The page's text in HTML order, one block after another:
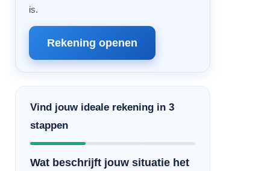
is.
Rekening openen
Vind jouw ideale rekening in 3
stappen
Wat beschrijft jouw situatie het